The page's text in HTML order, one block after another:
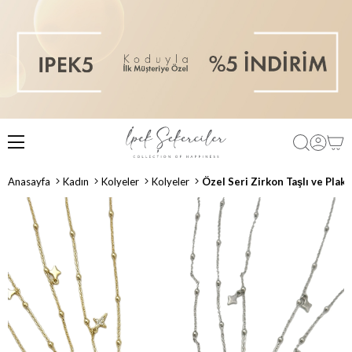
Anasayfa Kadın Kolyeler Kolyeler